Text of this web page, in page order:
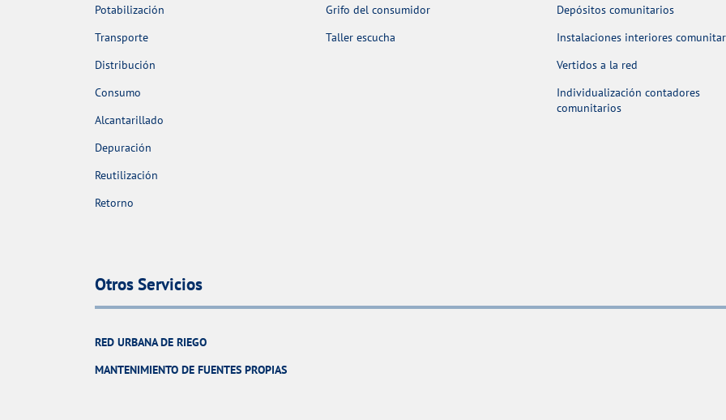
Potabilización
Transporte
Distribución
Consumo
Alcantarillado
Depuración
Reutilización
Retorno
Grifo del consumidor
Taller escucha
Depósitos comunitarios
Instalaciones interiores
Vertidos a la red
Individualización contadores
comunitarios
Otros Servicios
RED URBANA DE RIEGO
MANTENIMIENTO DE FUENTES PROPIAS